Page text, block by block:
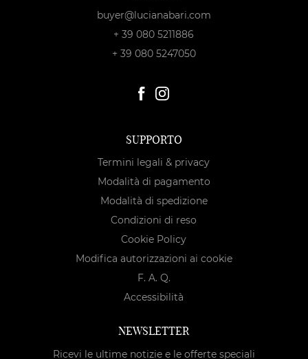
buyer@lucianabari.com
+ 39 080 5211886
+ 39 080 5247050
SUPPORTO
Termini legali & privacy
Modalità di pagamento
Modalità di spedizione
Condizioni di reso
Cookie Policy
Modifica autorizzazioni ai cookie
F. A. Q.
Accessibilità
NEWSLETTER
Ricevi le ultime notizie e le offerte speciali